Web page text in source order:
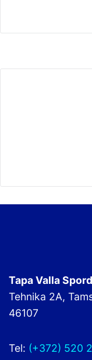
Tapa Valla
Tehnika 2A,
46107
Tel: (+372) 520